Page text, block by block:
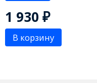
1 930 ₽
В корзину